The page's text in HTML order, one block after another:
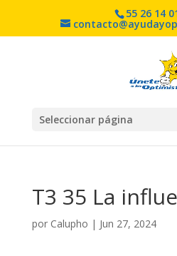
55 26 14
Seleccionar página
T3 35 La
por Calupho | Jun 27, 2024